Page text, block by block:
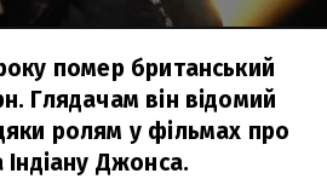
помер британський
Глядачам він відомий
ролям у фільмах про
Індіану Джонса.